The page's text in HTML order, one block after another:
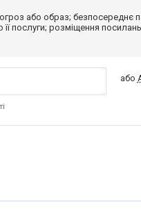
або образ; безпосереднє
послуги; розміщення
або